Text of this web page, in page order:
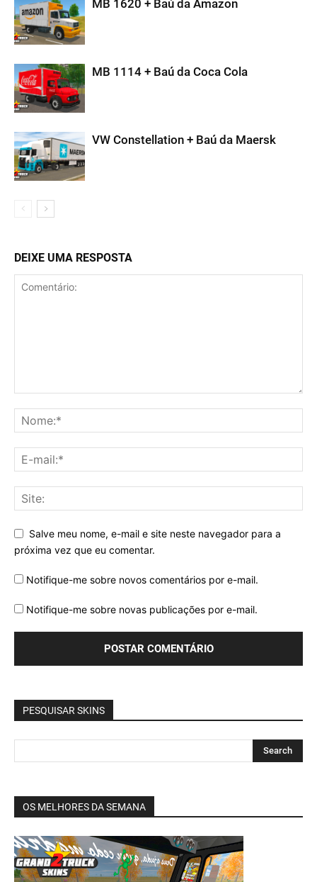
MB 1620 + Baú da Amazon
MB 1114 + Baú da Coca Cola
VW Constellation + Baú da Maersk
DEIXE UMA RESPOSTA
Salve meu nome, e-mail e site neste navegador para a
próxima vez que eu comentar.
Notifique-me sobre novos comentários por e-mail.
Notifique-me sobre novas publicações por e-mail.
PESQUISAR SKINS
OS MELHORES DA SEMANA